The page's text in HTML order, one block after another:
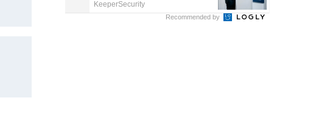
KeeperSecurity
Recommended by